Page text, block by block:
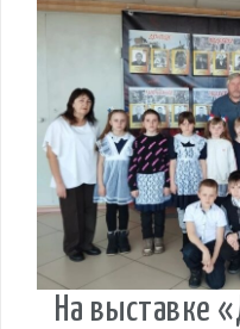
На выставке